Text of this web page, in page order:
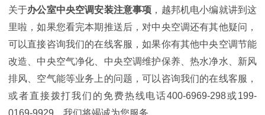
关于办公室中央空调安装注意事项 ，越邦机电小编就讲到这
里啦，如果您看完本期推送后，对中央空调还有其他疑问，
可以直接咨询我们的在线客服，如果你有其他中央空调节能
改造、中央空气净化、中央空调维护保养、热水净水、新风
排风、空气能等业务上的问题，可以咨询我们的在线客服，
或者直接拨打我们的免费热线电话400-6969-298或199-